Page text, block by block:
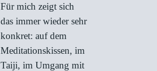
Für mich zeigt sich
das immer wieder sehr
konkret: auf dem
Meditationskissen, im
Taiji, im Umgang mit